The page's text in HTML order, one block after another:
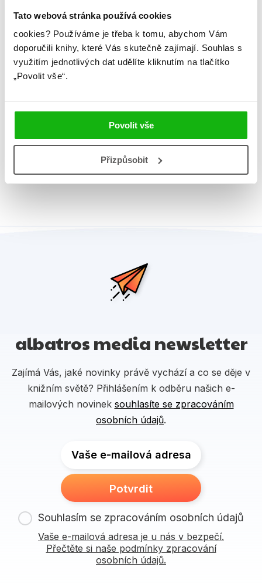
Tato webová stránka používá cookies
cookies? Používáme je třeba k tomu, abychom Vám
doporučili knihy, které Vás skutečně zajímají. Souhlas s
využitím jednotlivých dat udělíte kliknutím na tlačítko
„Povolit vše“.
Povolit vše
Přizpůsobit
Řady Bing
Původní název Bing - It's a Bing Thing
Původní jazyk angličtina
Věk od 3
Kniha
albatros media newsletter
Zajímá Vás, jaké novinky právě vychází a co se děje v
knižním světě? Přihlášením k odběru našich e-
mailových novinek souhlasíte se zpracováním
osobních údajů.
Vaše e-mailová adresa
Potvrdit
Souhlasím se zpracováním osobních údajů
Vaše e-mailová adresa je u nás v bezpečí.
Přečtěte si naše podmínky zpracování
osobních údajů.